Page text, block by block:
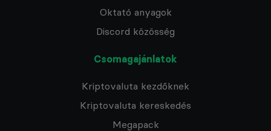
Oktató anyagok
Discord közösség
Csomagajánlatok
Kriptovaluta kezdőknek
Kriptovaluta kereskedés
Megapack